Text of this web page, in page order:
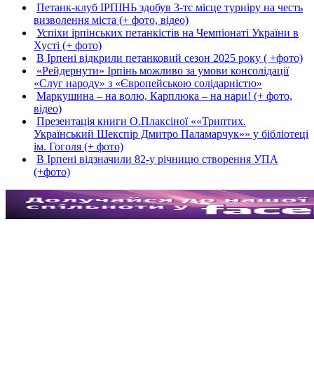
Петанк-клуб ІРПІНЬ здобув 3-тє місце турніру на честь
визволення міста (+ фото, відео)
Успіхи ірпінських петанкістів на Чемпіонаті України в
Хусті (+ фото)
В Ірпені відкрили петанковий сезон 2025 року ( +фото)
«Рейдернути» Ірпінь можливо за умови консолідації
«Слуг народу» з «Європейською солідарністю»
Маркушина – на волю, Карплюка – на нари! (+ фото,
відео)
Презентація книги О.Плаксіної ««Триптих.
Український Шекспір Дмитро Паламарчук»» у бібліотеці
ім. Гоголя (+ фото)
В Ірпені відзначили 82-у річницю створення УПА
(+фото)